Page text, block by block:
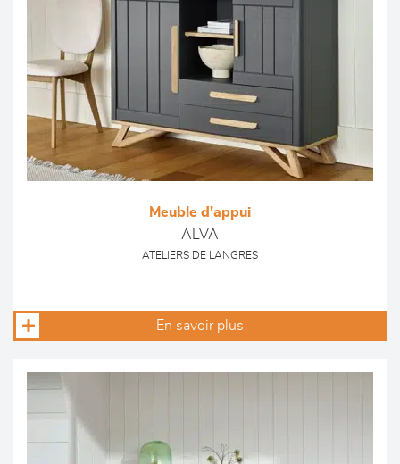
Meuble d'appui
ALVA
ATELIERS DE LANGRES
En savoir plus